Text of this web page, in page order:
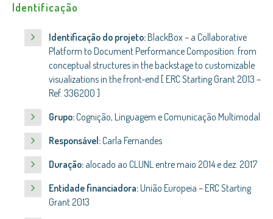
Identificação
Identificação do projeto:BlackBox – a Collaborative
Platform to Document Performance Composition: from
conceptual structures in the backstage to customizable
visualizations in the front-end [ ERC Starting Grant 2013 –
Ref. 336200 ]
Grupo:Cognição, Linguagem e Comunicação Multimodal
Responsável:Carla Fernandes
Duração: alocado ao CLUNLentremaio 2014 e dez. 2017
Entidade financiadora:União Europeia – ERC Starting
Grant 2013